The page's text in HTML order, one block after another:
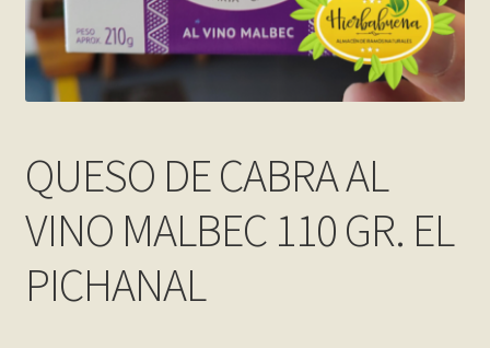
Frequently Questions
Home shop 2 – restaurant
Home shop 4 – wine
home_
inicio
QUESO DE CABRA AL
VINO MALBEC 110 GR. EL
PICHANAL